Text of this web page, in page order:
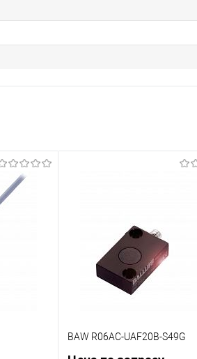
BAW R06AC-UAF20B-S49G